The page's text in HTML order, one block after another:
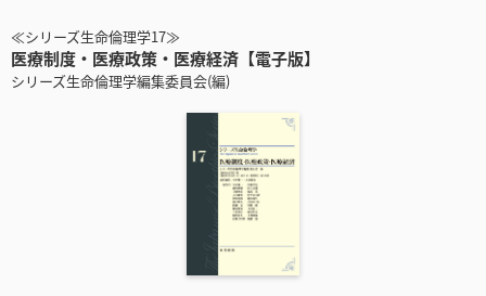
≪シリーズ生命倫理学17≫
医療制度・医療政策・医療経済【電子版】
シリーズ生命倫理学編集委員会(編)